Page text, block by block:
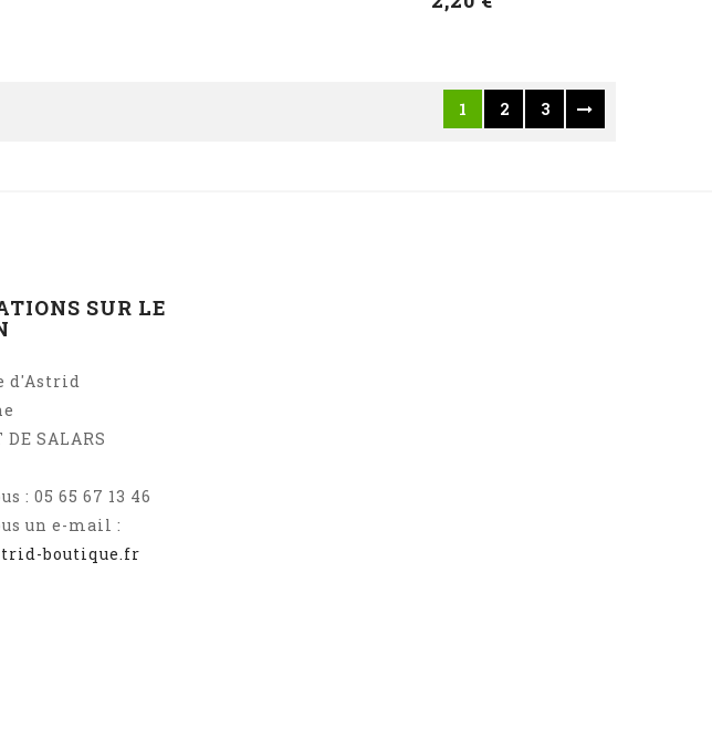
1 2 3
SUR LE
d'Astrid
DE SALARS
: 05 65 67 13 46
un e-mail :
boutique.fr